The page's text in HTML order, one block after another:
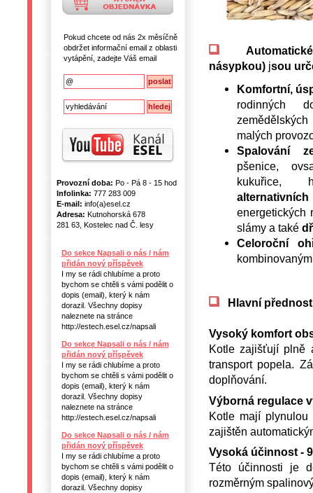
Pokud chcete od nás 2x měsíčně
obdržet informační email z oblasti
vytápění, zadejte Váš email
Provozní doba: Po - Pá 8 - 15 hod
Infolinka: 777 283 009
E-mail: info(a)esel.cz
Adresa: Kutnohorská 678
281 63, Kostelec nad Č. lesy
Do sekce Napsali o nás / nám
přidán nový příspěvek
I my se rádi chlubíme a proto
bychom se chtěli s vámi podělit o
dopis (email), který k nám
dorazil. Všechny dopisy
naleznete na stránce
http://estech.esel.cz/napsali
Do sekce Napsali o nás / nám
přidán nový příspěvek
I my se rádi chlubíme a proto
bychom se chtěli s vámi podělit o
dopis (email), který k nám
dorazil. Všechny dopisy
naleznete na stránce
http://estech.esel.cz/napsali
Do sekce Napsali o nás / nám
přidán nový příspěvek
I my se rádi chlubíme a proto
bychom se chtěli s vámi podělit o
dopis (email), který k nám
dorazil. Všechny dopisy
Automatické
násypkou)jsou
Komfortní,
rodinných
malých
Spalování
pšenice,
kukuřice,
energetických
slámy a také
Celoroční
Hlavní
Vysoký komfort
Kotle zajišťují plně
transport popela.
doplňování.
Výborná regulace
Kotle mají
zajištěn
Vysoká účinnost -
Této účinnosti je
rozměrným